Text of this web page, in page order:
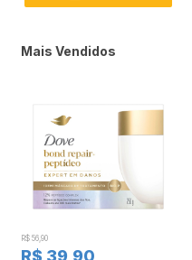
Mais Vendidos
R$ 56,90
R$ 39,90